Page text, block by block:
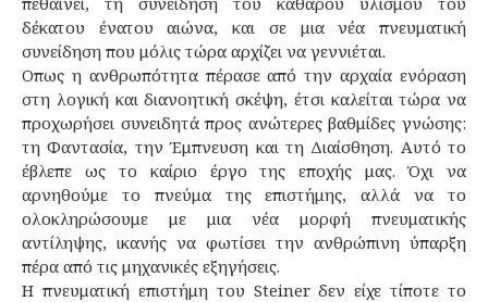
δέκατου ένατου αιώνα, και σε μια νέα πνευματική
συνείδηση που μόλις τώρα αρχίζει να γεννιέται.
Όπως η ανθρωπότητα πέρασε από την αρχαία ενόραση
στη λογική και διανοητική σκέψη, έτσι καλείται τώρα να
προχωρήσει συνειδητά προς ανώτερες βαθμίδες γνώσης:
τη Φαντασία, την Έμπνευση και τη Διαίσθηση. Αυτό το
έβλεπε ως το καίριο έργο της εποχής μας. Όχι να
αρνηθούμε το πνεύμα της επιστήμης, αλλά να το
ολοκληρώσουμε με μια νέα μορφή πνευματικής
αντίληψης, ικανής να φωτίσει την ανθρώπινη ύπαρξη
πέρα από τις μηχανικές εξηγήσεις.
Η πνευματική επιστήμη του Steiner δεν είχε τίποτε το